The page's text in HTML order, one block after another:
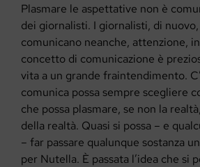
Plasmare le aspettative non è
dei giornalisti. I giornalisti, di
comunicano neanche, attenzione,
concetto di comunicazione è
vita a un grande fraintendimento.
comunica possa sempre scegliere
che possa plasmare, se non la
della realtà. Quasi si possa – e
– far passare qualunque sostanza
per Nutella. È passata l’idea che si